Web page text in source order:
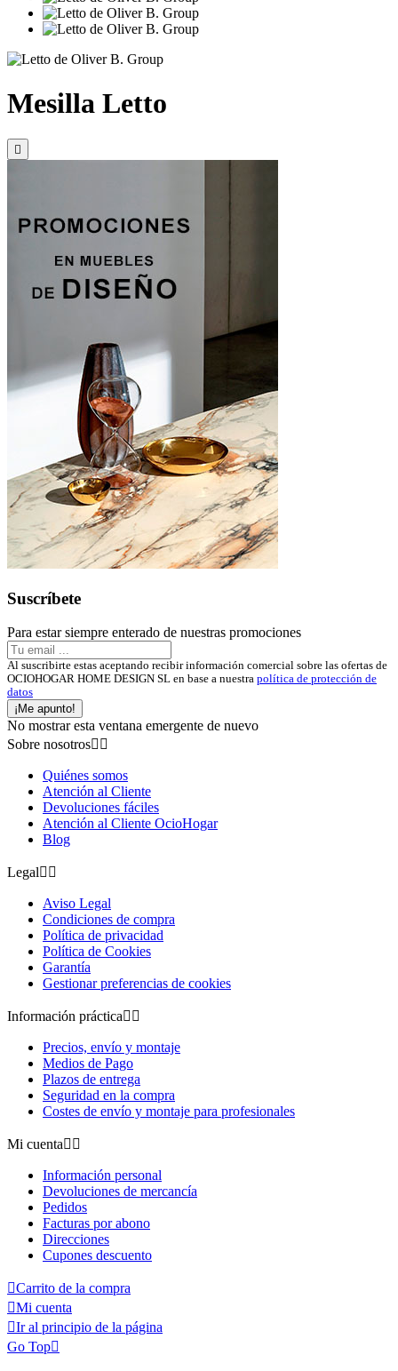
Mesilla Letto

Suscríbete
Para estar siempre enterado de nuestras promociones
Al suscribirte estas aceptando recibir información comercial sobre las ofertas de
OCIOHOGAR HOME DESIGN SL en base a nuestra política de protección de
datos
¡Me apunto!
No mostrar esta ventana emergente de nuevo
Sobre nosotros 
Quiénes somos
Atención al Cliente
Devoluciones fáciles
Atención al Cliente OcioHogar
Blog
Legal 
Aviso Legal
Condiciones de compra
Política de privacidad
Política de Cookies
Garantía
Gestionar preferencias de cookies
Información práctica 
Precios, envío y montaje
Medios de Pago
Plazos de entrega
Seguridad en la compra
Costes de envío y montaje para profesionales
Mi cuenta 
Información personal
Devoluciones de mercancía
Pedidos
Facturas por abono
Direcciones
Cupones descuento
Carrito de la compra
Mi cuenta
Ir al principio de la página
Go Top